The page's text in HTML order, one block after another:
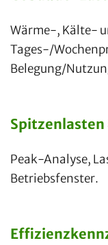
Wärme-, Kälte-
Tages-/
Belegung/
Peak-Analyse,
Betriebsfenster.